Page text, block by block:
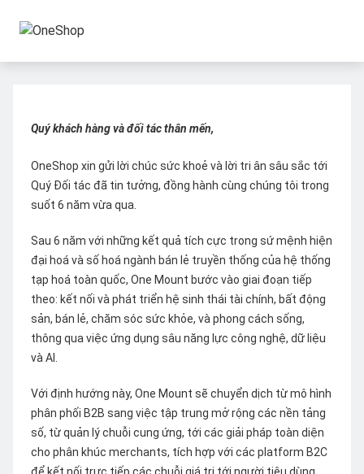
Quý khách hàng và đối tác thân mến,
OneShop xin gửi lời chúc sức khoẻ và lời tri ân sâu sắc tới
Quý Đối tác đã tin tưởng, đồng hành cùng chúng tôi trong
suốt 6 năm vừa qua.
Sau 6 năm với những kết quả tích cực trong sứ mệnh hiện
đại hoá và số hoá ngành bán lẻ truyền thống của hệ thống
tạp hoá toàn quốc, One Mount bước vào giai đoạn tiếp
theo: kết nối và phát triển hệ sinh thái tài chính, bất động
sản, bán lẻ, chăm sóc sức khỏe, và phong cách sống,
thông qua việc ứng dụng sâu năng lực công nghệ, dữ liệu
và AI.
Với định hướng này, One Mount sẽ chuyển dịch từ mô hình
phân phối B2B sang việc tập trung mở rộng các nền tảng
số, từ quản lý chuỗi cung ứng, tới các giải pháp toàn diện
cho phân khúc merchants, tích hợp với các platform B2C